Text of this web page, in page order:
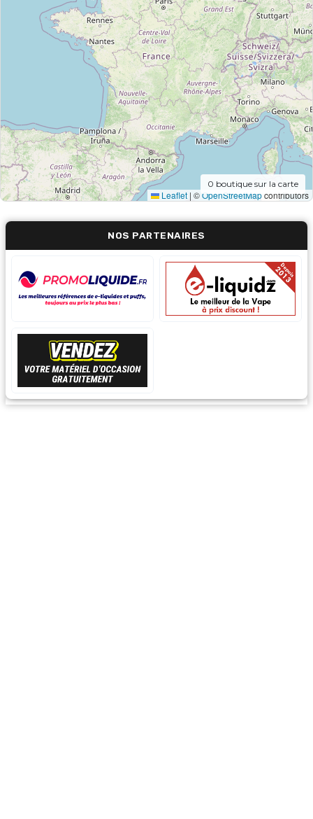
Leaflet | ©OpenStreetMapcontributors
0 boutique sur la carte
NOS PARTENAIRES